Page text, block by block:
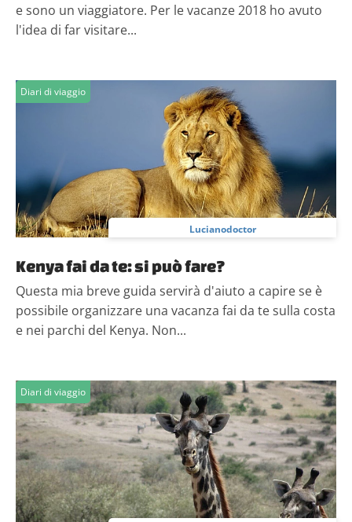
e sono un viaggiatore. Per le vacanze 2018 ho avuto
l'idea di far visitare...
Diari di viaggio
Lucianodoctor
Kenya fai da te: si può fare?
Questa mia breve guida servirà d'aiuto a capire se è
possibile organizzare una vacanza fai da te sulla costa
e nei parchi del Kenya. Non...
Diari di viaggio